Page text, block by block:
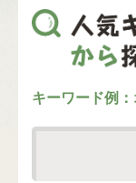
キーワード例